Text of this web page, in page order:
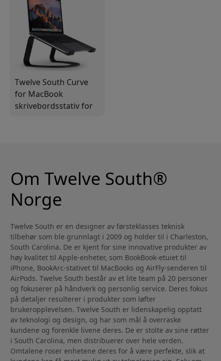
Twelve South Curve
for MacBook
skrivebordsstativ for
Om Twelve South®
Norge
Twelve South er en designer av førsteklasses teknisk
tilbehør som ble grunnlagt i 2009 og holder til i Charleston,
South Carolina. De er kjent for sine innovative produkter av
høy kvalitet til Apple-enheter, som BookBook-etuiet til
iPhone, BookArc-stativet til MacBooks og AirFly-senderen til
AirPods. Twelve South består av et lite team på 20 personer
og fokuserer på håndverk og personlig service. Deres fokus
på detaljer resulterer i produkter som løfter
brukeropplevelsen. Twelve South er lidenskapelig opptatt
av teknologi og design, og har som mål å overraske
kundene og forenkle livene deres. De er stolte av sine røtter
i South Carolina, men distribuerer over hele verden.
Omtalene roser enhetene deres for å være perfekte, slik at